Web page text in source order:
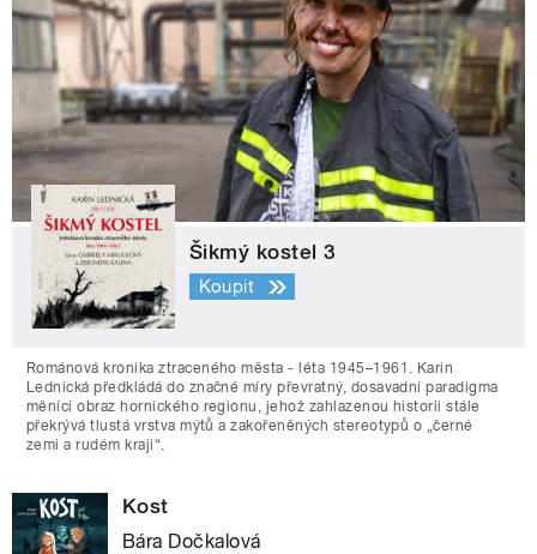
Šikmý kostel 3
Koupit
Románová kronika ztraceného města - léta 1945–1961. Karin
Lednická předkládá do značné míry převratný, dosavadní paradigma
měnící obraz hornického regionu, jehož zahlazenou historii stále
překrývá tlustá vrstva mýtů a zakořeněných stereotypů o „černé
zemi a rudém kraji“.
Kost
Bára Dočkalová